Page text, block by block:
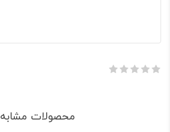
محصولات مشابه